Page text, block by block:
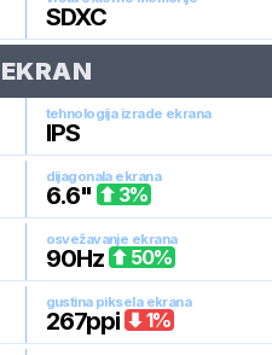
SDXC
EKRAN
tehnologija izrade ekrana
IPS
dijagonala ekrana
6.6" 3%
osvežavanje ekrana
90Hz 50%
gustina piksela ekrana
267ppi 1%